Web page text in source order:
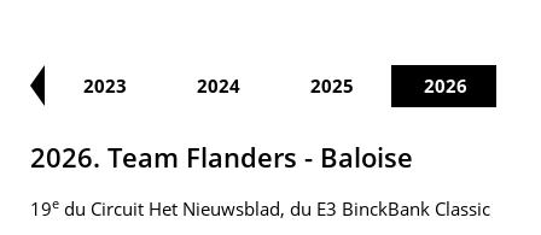
2023 2024 2025 2026
2026. Team Flanders - Baloise
19e du Circuit Het Nieuwsblad, du E3 BinckBank Classic